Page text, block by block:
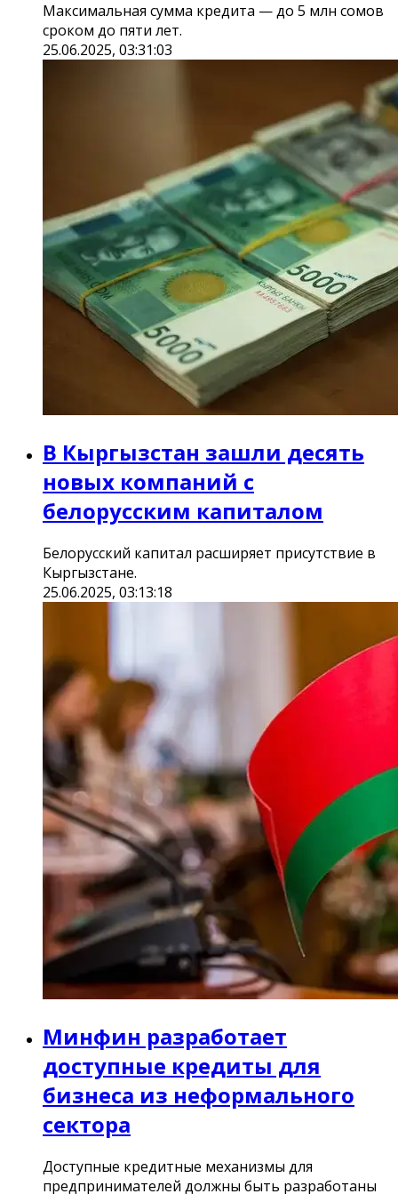
Максимальная сумма кредита — до 5 млн сомов
сроком до пяти лет.
25.06.2025, 03:31:03
В Кыргызстан зашли десять
новых компаний с
белорусским капиталом
Белорусский капитал расширяет присутствие в
Кыргызстане.
25.06.2025, 03:13:18
Минфин разработает
доступные кредиты для
бизнеса из неформального
сектора
Доступные кредитные механизмы для
предпринимателей должны быть разработаны